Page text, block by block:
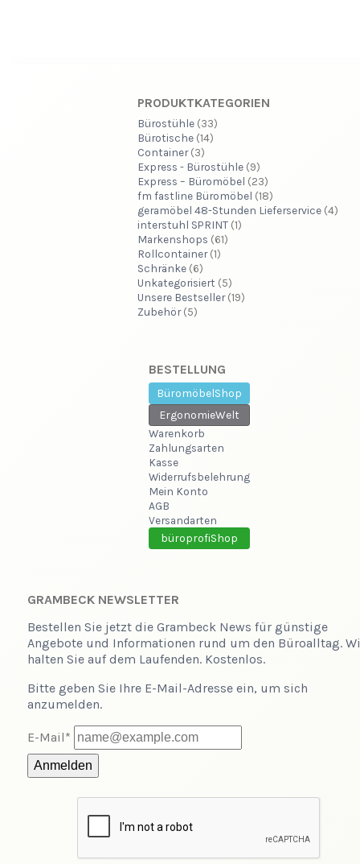
PRODUKTKATEGORIEN
Bürostühle (33)
Bürotische (14)
Container (3)
Express - Bürostühle (9)
Express – Büromöbel (23)
fm fastline Büromöbel (18)
geramöbel 48-Stunden Lieferservice (4)
interstuhl SPRINT (1)
Markenshops (61)
Rollcontainer (1)
Schränke (6)
Unkategorisiert (5)
Unsere Bestseller (19)
Zubehör (5)
BESTELLUNG
BüromöbelShop
ErgonomieWelt
Warenkorb
Zahlungsarten
Kasse
Widerrufsbelehrung
Mein Konto
AGB
Versandarten
büroprofiShop
GRAMBECK NEWSLETTER
Bestellen Sie jetzt die Grambeck News für günstige
Angebote und Informationen rund um den Büroalltag.
halten Sie auf dem Laufenden. Kostenlos.
Bitte geben Sie Ihre E-Mail-Adresse ein, um sich
anzumelden.
E-Mail*
Anmelden